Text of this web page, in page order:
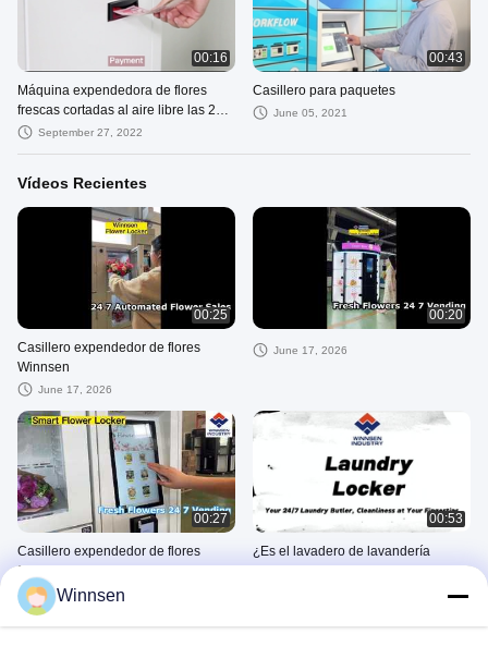
00:16
Máquina expendedora de flores
frescas cortadas al aire libre las 24
horas para ramos de floristería
September 27, 2022
00:43
Casillero para paquetes
June 05, 2021
Vídeos Recientes
00:25
Casillero expendedor de flores
Winnsen
June 17, 2026
00:20
June 17, 2026
00:27
Casillero expendedor de flores
frescas Winnsen con refrigerador y
humidificador
June 17, 2026
00:53
¿Es el lavadero de lavandería
Winnsen